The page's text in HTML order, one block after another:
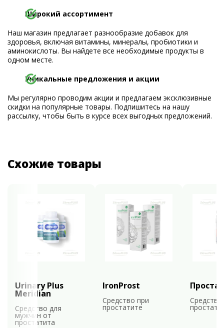
Широкий ассортимент
Наш магазин предлагает разнообразие добавок для
здоровья, включая витамины, минералы, пробиотики и
аминокислоты. Вы найдете все необходимые продукты в
одном месте.
Уникальные предложения и акции
Мы регулярно проводим акции и предлагаем эксклюзивные
скидки на популярные товары. Подпишитесь на нашу
рассылку, чтобы быть в курсе всех выгодных предложений.
Схожие товары
Urinary Plus
Meridian
Средство для
мужчин от
простатита
IronProst
Средство при
простатите